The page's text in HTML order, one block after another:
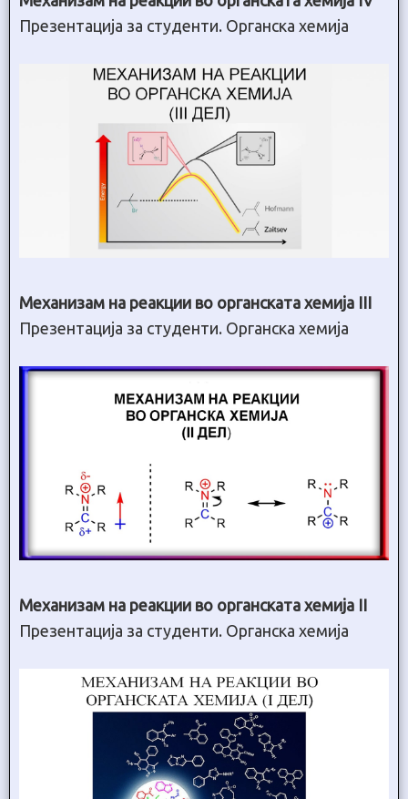
Презентација за студенти. Органска хемија
Механизам на реакции во органската хемија III
Презентација за студенти. Органска хемија
Механизам на реакции во органската хемија II
Презентација за студенти. Органска хемија